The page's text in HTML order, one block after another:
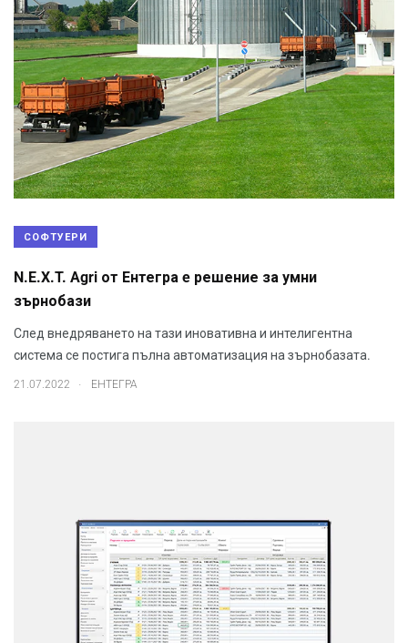
СОФТУЕРИ
N.E.X.T. Agri от Ентегра e решение за умни
зърнобази
След внедряването на тази иновативна и интелигентна
система се постига пълна автоматизация на зърнобазата.
21.07.2022 . ЕНТЕГРА